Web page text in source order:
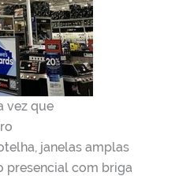
vez que
janelas amplas
presencial com briga